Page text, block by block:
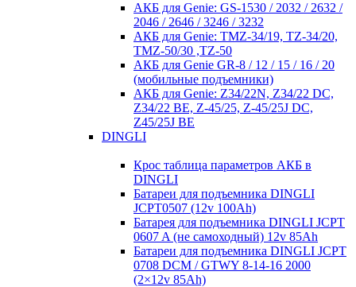
АКБ для Genie: GS-1530 / 2032 / 2632 /
2046 / 2646 / 3246 / 3232
АКБ для Genie: TMZ-34/19, TZ-34/20,
TMZ-50/30 ,TZ-50
АКБ для Genie GR-8 / 12 / 15 / 16 / 20
(мобильные подъемники)
АКБ для Genie: Z34/22N, Z34/22 DC,
Z34/22 BE, Z-45/25, Z-45/25J DC,
Z45/25J BE
DINGLI
Крос таблица параметров АКБ в
DINGLI
Батареи для подъемника DINGLI
JCPT0507 (12v 100Ah)
Батарея для подъемника DINGLI JCPT
0607 A (не самоходный) 12v 85Ah
Батареи для подъемника DINGLI JCPT
0708 DCM / GTWY 8-14-16 2000
(2×12v 85Ah)